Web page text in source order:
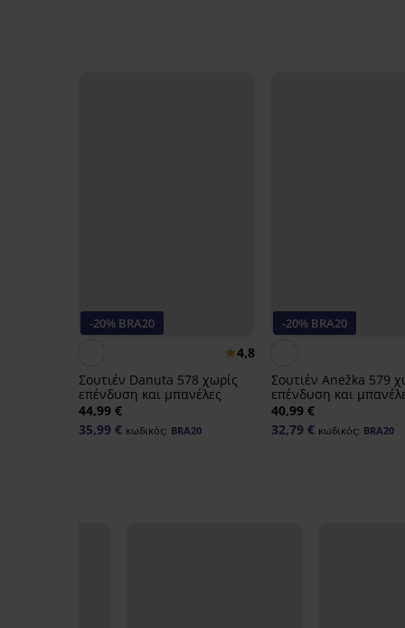
-20% BRA20
4,8
Σουτιέν Danuta 578 χωρίς
επένδυση και μπανέλες
44,99 €
35,99 € κωδικός: BRA20
-20% BRA20
Σουτιέν Anežka 579
επένδυση και
40,99 €
32,79 € κωδικός: BRA20